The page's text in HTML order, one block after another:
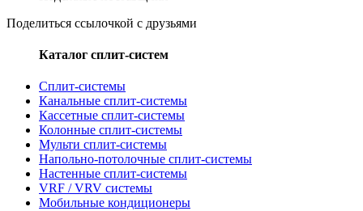
Поделиться ссылочкой с друзьями
Каталог сплит-систем
Сплит-системы
Канальные сплит-системы
Кассетные сплит-системы
Колонные сплит-системы
Мульти сплит-системы
Напольно-потолочные сплит-системы
Настенные сплит-системы
VRF / VRV системы
Мобильные кондиционеры